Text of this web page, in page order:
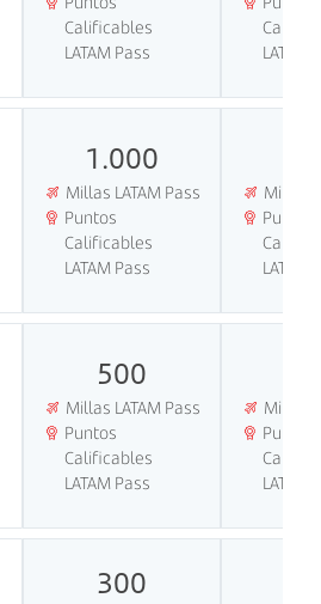
Calificables
LATAM Pass
LATAM
1.000
Millas LATAM Pass
Puntos
Calificables
LATAM Pass
Millas
Puntos
LATAM
500
Millas LATAM Pass
Puntos
Calificables
LATAM Pass
Millas
Puntos
LATAM
300